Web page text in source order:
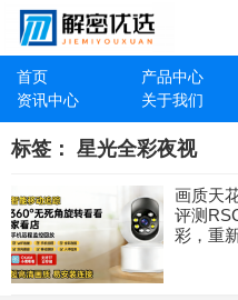
首页 产品中心
资讯中心
关于我们
标签： 星光全彩夜视
画质天
评测
彩，重